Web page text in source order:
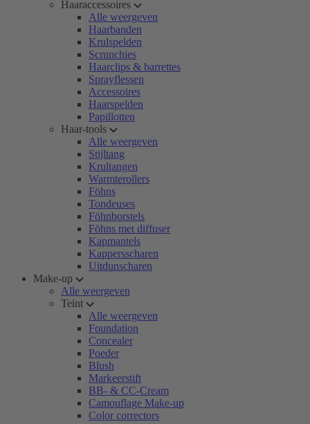
Haaraccessoires
Alle weergeven
Haarbanden
Krulspelden
Scrunchies
Haarclips & barrettes
Sprayflessen
Accessoires
Haarspelden
Papillotten
Haar-tools
Alle weergeven
Stijltang
Krultangen
Warmterollers
Föhns
Tondeuses
Föhnborstels
Föhns met diffuser
Kapmantels
Kappersscharen
Uitdunscharen
Make-up
Alle weergeven
Teint
Alle weergeven
Foundation
Concealer
Poeder
Blush
Markeerstift
BB- & CC-Cream
Camouflage Make-up
Color correctors